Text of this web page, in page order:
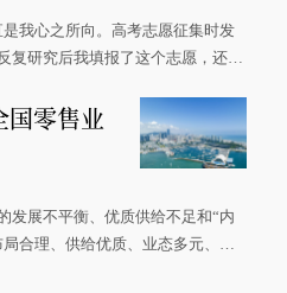
我心之所向。高考志愿征集时发
复研究后我填报了这个志愿，还真
专业的录取通知书。
国零售业
发展不平衡、优质供给不足和“内
合理、供给优质、业态多元、智